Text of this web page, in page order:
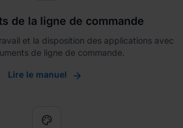
de la ligne de commande
et la disposition des applications avec
de ligne de commande.
Lire le manuel
palette